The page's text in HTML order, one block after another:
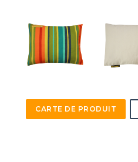
CARTE DE PRODUIT